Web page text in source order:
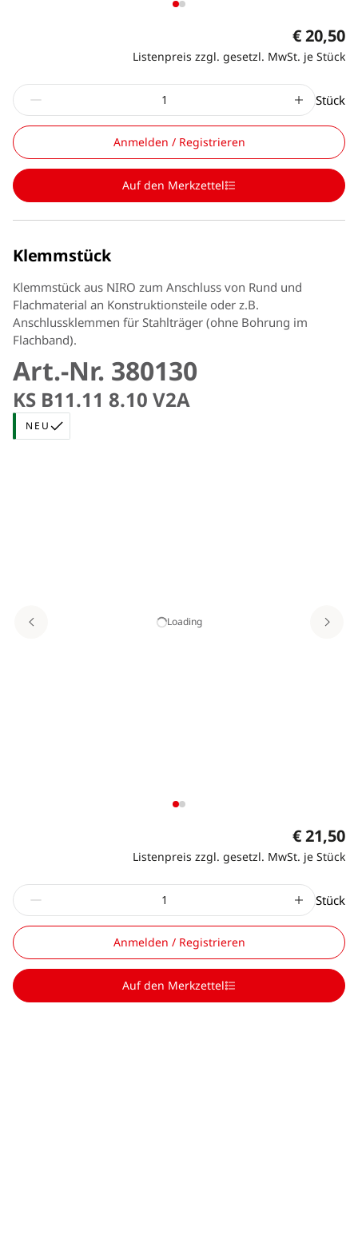
€ 20,50
Listenpreis zzgl. gesetzl. MwSt. je Stück
Stück
Anmelden / Registrieren
Auf den Merkzettel
Klemmstück
Klemmstück aus NIRO zum Anschluss von Rund und
Flachmaterial an Konstruktionsteile oder z.B.
Anschlussklemmen für Stahlträger (ohne Bohrung im
Flachband).
Art.-Nr. 380130
KS B11.11 8.10 V2A
NEU
Loading
€ 21,50
Listenpreis zzgl. gesetzl. MwSt. je Stück
Stück
Anmelden / Registrieren
Auf den Merkzettel